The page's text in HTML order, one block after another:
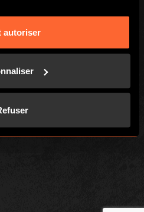
autoriser
W1D 1BS
Offres Entreprise
Escape Game Mobile